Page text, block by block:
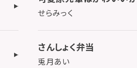
せらみっく
さんしょく弁当
兎月あい